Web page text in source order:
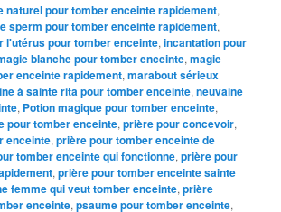
naturel pour tomber enceinte rapidement,
sperm pour tomber enceinte rapidement,
l'utérus pour tomber enceinte,incantation pour
blanche pour tomber enceinte,magie
enceinte rapidement,marabout sérieux
à sainte rita pour tomber enceinte,neuvaine
, Potion magique pour tomber enceinte,
pour tomber enceinte,prière pour concevoir,
enceinte,prière pour tomber enceinte de
tomber enceinte qui fonctionne,prière pour
,prière pour tomber enceinte sainte
femme qui veut tomber enceinte,prière
enceinte,psaume pour tomber enceinte,